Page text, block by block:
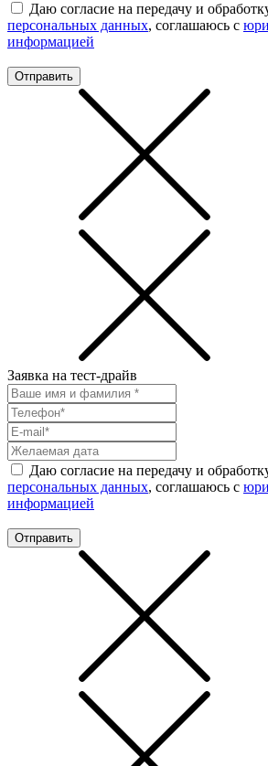
Даю согласие на передачу и
персональных данных, соглашаюсь с
информацией
Отправить
Заявка на тест-драйв
Даю согласие на передачу и
персональных данных, соглашаюсь с
информацией
Отправить